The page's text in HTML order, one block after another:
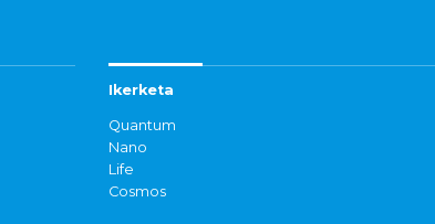
Ikerketa
Quantum
Nano
Life
Cosmos